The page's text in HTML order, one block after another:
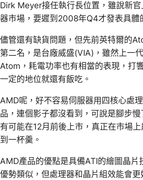
Dirk Meyer接任執行長位置，雖說新
器市場，要遲到2008年Q4才發表具體
儘管還有缺貨問題，但先前英特爾的
第二名，是台廠威盛(VIA)，雖然上一
Atom，耗電功率也有相當的表現，打
一定的地位就還有飯吃。
AMD呢，好不容易伺服器用四核心處
品，連個影子都沒看到，可說是腳步
有可能在12月前後上市，真正在市場
到一杯羹。
AMD產品的優點是具備ATI的繪圖晶
優勢類似，但處理器和晶片組效能會